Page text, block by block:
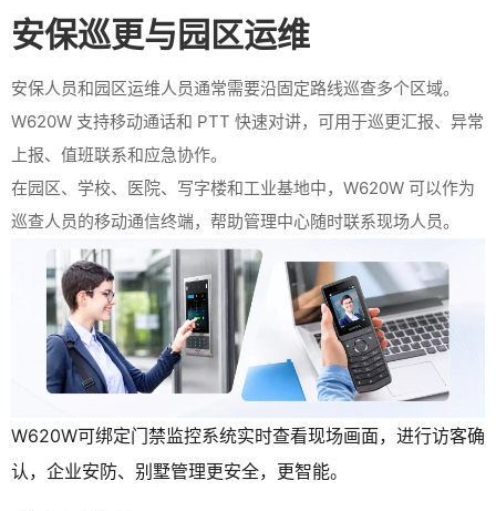
安保巡更与园区运维
安保人员和园区运维人员通常需要沿固定路线巡查多个区域。
W620W 支持移动通话和 PTT 快速对讲，可用于巡更汇报、异常
上报、值班联系和应急协作。
在园区、学校、医院、写字楼和工业基地中，W620W 可以作为
巡查人员的移动通信终端，帮助管理中心随时联系现场人员。
W620W可绑定门禁监控系统实时查看现场画面，进行访客确
认，企业安防、别墅管理更安全，更智能。